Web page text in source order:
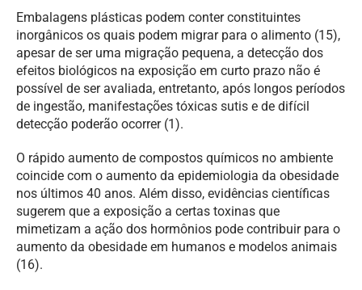
Embalagens plásticas podem conter constituintes
inorgânicos os quais podem migrar para o alimento (15),
apesar de ser uma migração pequena, a detecção dos
efeitos biológicos na exposição em curto prazo não é
possível de ser avaliada, entretanto, após longos períodos
de ingestão, manifestações tóxicas sutis e de difícil
detecção poderão ocorrer (1).
O rápido aumento de compostos químicos no ambiente
coincide com o aumento da epidemiologia da obesidade
nos últimos 40 anos. Além disso, evidências científicas
sugerem que a exposição a certas toxinas que
mimetizam a ação dos hormônios pode contribuir para o
aumento da obesidade em humanos e modelos animais
(16).